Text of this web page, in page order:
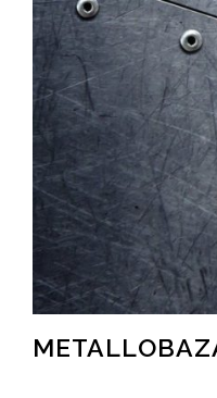
Перейти к содержимому